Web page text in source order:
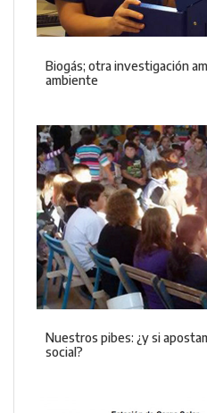
Biogás; otra investigación
ambiente
Nuestros pibes: ¿y si
social?